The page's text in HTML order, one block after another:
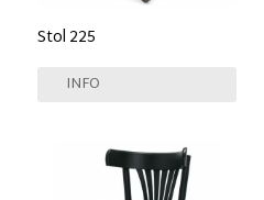
Stol 225
INFO